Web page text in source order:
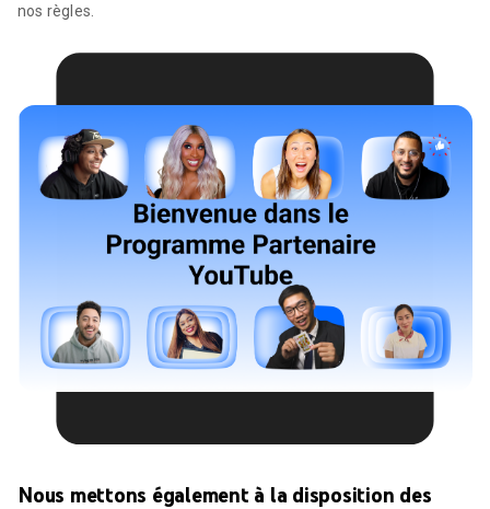
nos règles.
Nous mettons également à la disposition des